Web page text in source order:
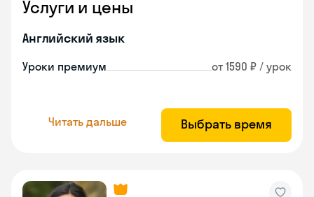
Услуги и цены
Английский язык
Уроки премиум от 1590 ₽ / урок
Читать дальше Выбрать время